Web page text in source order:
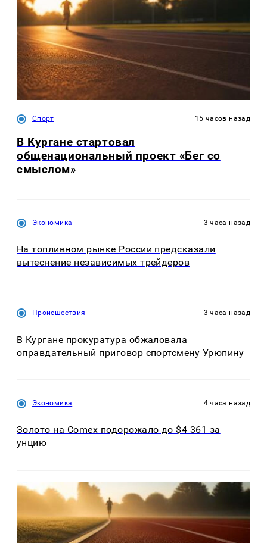
Спорт 15 часов назад
В Кургане стартовал
общенациональный проект «Бег со
смыслом»
Экономика 3 часа назад
На топливном рынке России предсказали
вытеснение независимых трейдеров
Происшествия 3 часа назад
В Кургане прокуратура обжаловала
оправдательный приговор спортсмену Урюпину
Экономика 4 часа назад
Золото на Comex подорожало до $4 361 за
унцию